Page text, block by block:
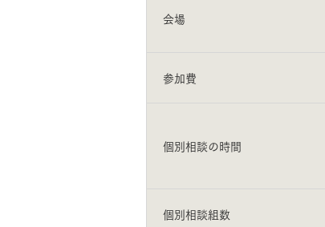
会場
参加費
個別相談の時間
個別相談組数